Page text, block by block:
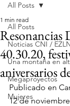
All Posts
Noticias CNI /
Una montaña en
Megaproyectos
Mujeres
All Posts
Resonancias
40.30.20,
aniversarios
1 min read
Publicado en
12 de